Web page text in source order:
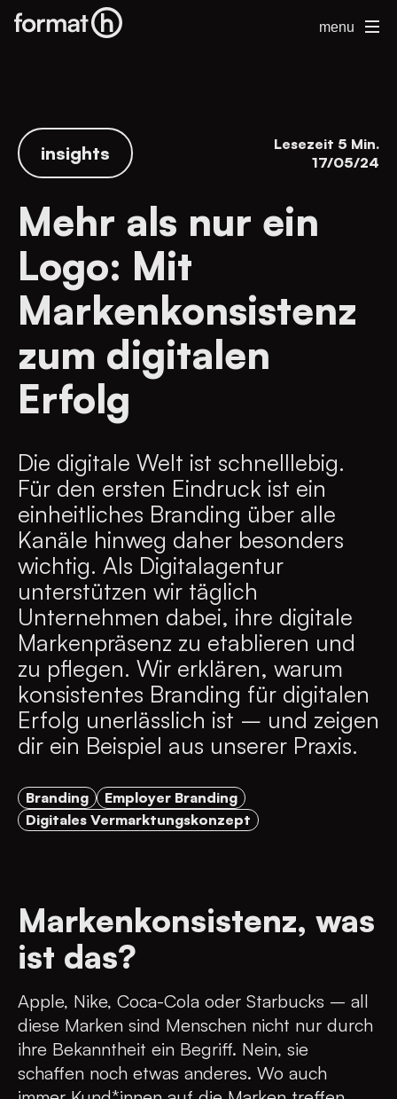
menu
insights
Lesezeit 5 Min.
17/05/24
Mehr als nur ein
Logo: Mit
Markenkonsistenz
zum digitalen
Erfolg
Die digitale Welt ist schnelllebig.
Für den ersten Eindruck ist ein
einheitliches Branding über alle
Kanäle hinweg daher besonders
wichtig. Als Digitalagentur
unterstützen wir täglich
Unternehmen dabei, ihre digitale
Markenpräsenz zu etablieren und
zu pflegen. Wir erklären, warum
konsistentes Branding für digitalen
Erfolg unerlässlich ist – und zeigen
dir ein Beispiel aus unserer Praxis.
Branding
Employer Branding
Digitales Vermarktungskonzept
Markenkonsistenz, was
ist das?
Apple, Nike, Coca-Cola oder Starbucks – all
diese Marken sind Menschen nicht nur durch
ihre Bekanntheit ein Begriff. Nein, sie
schaffen noch etwas anderes. Wo auch